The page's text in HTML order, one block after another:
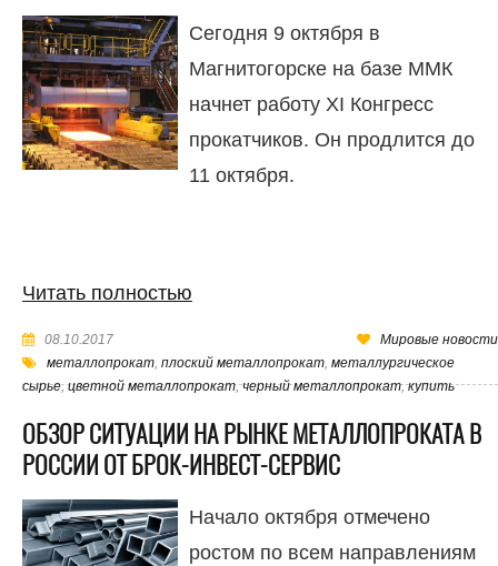
Сегодня 9 октября в
Магнитогорске на базе ММК
начнет работу XI Конгресс
прокатчиков. Он продлится до
11 октября.
Читать полностью
08.10.2017
Мировые новости
металлопрокат, плоский металлопрокат, металлургическое
сырье,цветной металлопрокат,черный металлопрокат,купить
ОБЗОР СИТУАЦИИ НА РЫНКЕ МЕТАЛЛОПРОКАТА В
РОССИИ ОТ БРОК-ИНВЕСТ-СЕРВИС
Начало октября отмечено
ростом по всем направлениям